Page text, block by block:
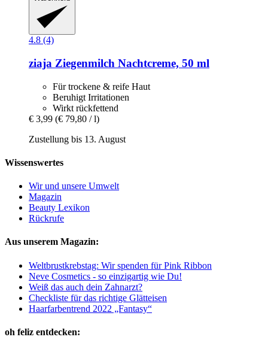
4.8 (4)
ziaja Ziegenmilch Nachtcreme, 50 ml
Für trockene & reife Haut
Beruhigt Irritationen
Wirkt rückfettend
€ 3,99 (€ 79,80 / l)
Zustellung bis 13. August
Wissenswertes
Wir und unsere Umwelt
Magazin
Beauty Lexikon
Rückrufe
Aus unserem Magazin:
Weltbrustkrebstag: Wir spenden für Pink Ribbon
Neve Cosmetics - so einzigartig wie Du!
Weiß das auch dein Zahnarzt?
Checkliste für das richtige Glätteisen
Haarfarbentrend 2022 „Fantasy“
oh feliz entdecken: